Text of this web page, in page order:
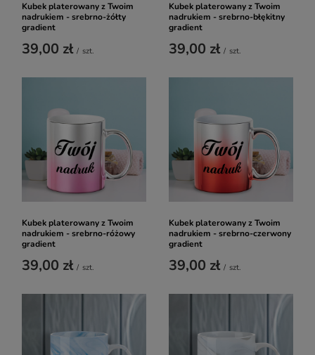
Kubek platerowany z Twoim
nadrukiem - srebrno-żółty
gradient
39,00 zł / szt.
Kubek platerowany z Twoim
nadrukiem - srebrno-błękitny
gradient
39,00 zł / szt.
Kubek platerowany z Twoim
nadrukiem - srebrno-różowy
gradient
39,00 zł / szt.
Kubek platerowany z Twoim
nadrukiem - srebrno-czerwony
gradient
39,00 zł / szt.